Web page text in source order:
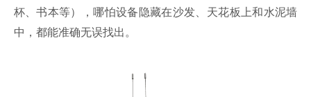
杯、书本等），哪怕设备隐藏在沙发、天花板上和水泥墙
中，都能准确无误找出。